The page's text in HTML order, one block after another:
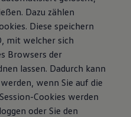
Dazu zählen
Diese speichern
mit welcher sich
Browsers der
lassen. Dadurch kann
wenn Sie auf die
Cookies werden
oder Sie den